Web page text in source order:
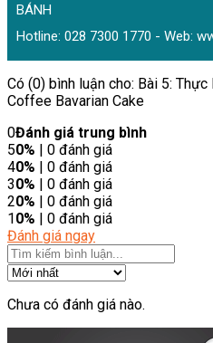
BÁNH
Hotline: 028 7300 1770 - Web:
Có (0) bình luận cho: Bài 5:
Coffee Bavarian Cake
0Đánh giá trung bình
50% | 0 đánh giá
40% | 0 đánh giá
30% | 0 đánh giá
20% | 0 đánh giá
10% | 0 đánh giá
Đánh giá ngay
Chưa có đánh giá nào.